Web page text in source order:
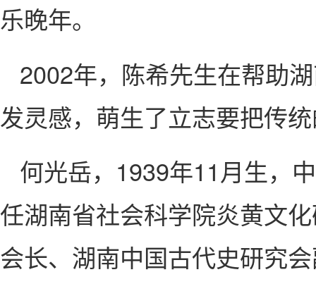
乐晚年。
2002年，陈希先生在帮助
发灵感，萌生了立志要把传
何光岳，1939年11月生，
任湖南省社会科学院炎黄文
会长、湖南中国古代史研究